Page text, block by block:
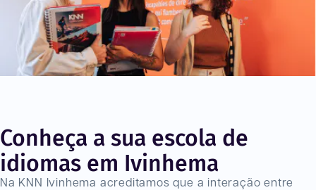
Conheça a sua escola de
idiomas em Ivinhema
Na KNN Ivinhema acreditamos que a interação entre